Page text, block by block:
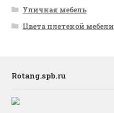
Уличная мебель
Цвета плетеной мебели
Rotang.spb.ru